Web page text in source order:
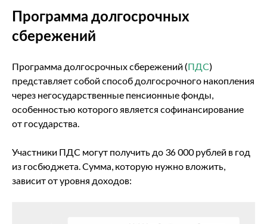
Программа долгосрочных
сбережений
Программа долгосрочных сбережений (ПДС)
представляет собой способ долгосрочного накопления
через негосударственные пенсионные фонды,
особенностью которого является софинансирование
от государства.
Участники ПДС могут получить до 36 000 рублей в год
из госбюджета. Сумма, которую нужно вложить,
зависит от уровня доходов: